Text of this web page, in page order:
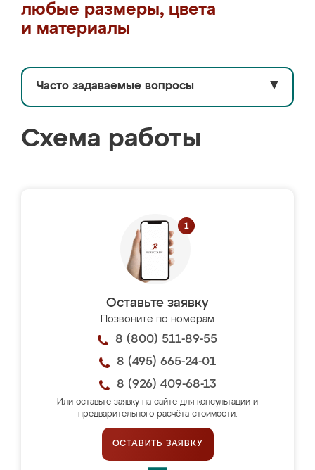
любые размеры, цвета
и материалы
Часто задаваемые вопросы ▼
Схема работы
Оставьте заявку
Позвоните по номерам
8 (800) 511-89-55
8 (495) 665-24-01
8 (926) 409-68-13
Или оставьте заявку на сайте для консультации и
предварительного расчёта стоимости.
ОСТАВИТЬ ЗАЯВКУ